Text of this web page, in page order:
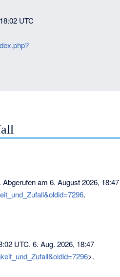
UTC
. Abgerufen am 6. August 2026,
.
UTC. 6. Aug. 2026, 18:47
>.